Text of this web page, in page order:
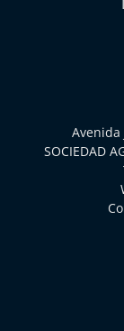
Avenida
SOCIEDAD